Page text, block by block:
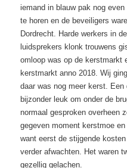
iemand in blauw pak nog
te horen en de beveiligers
Dordrecht. Harde werkers in
luidsprekers klonk trouwens
omloop was op de kerstmarkt
kerstmarkt anno 2018. Wij
daar was nog meer kerst.
bijzonder leuk om onder de
normaal gesproken overheen
gegeven moment kerstmoe
want eerst de stijgende
verder afwachten. Het waren
gezellig gelachen.